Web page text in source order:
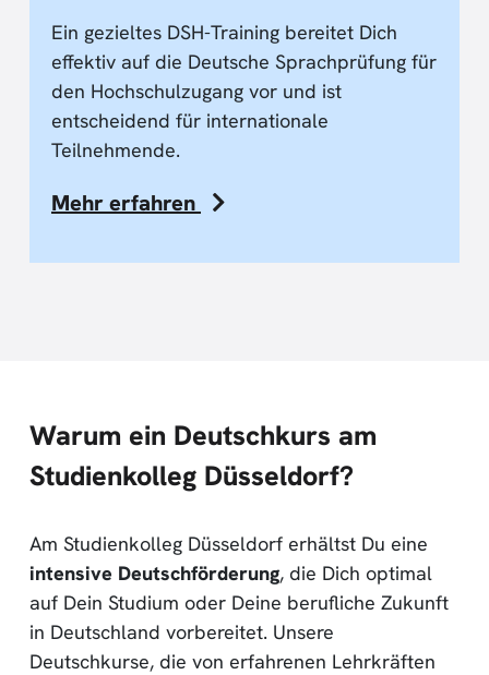
Ein gezieltes DSH-Training bereitet Dich
effektiv auf die Deutsche Sprachprüfung für
den Hochschulzugang vor und ist
entscheidend für internationale
Teilnehmende.
Mehr erfahren
Warum ein Deutschkurs am
Studienkolleg Düsseldorf?
Am Studienkolleg Düsseldorf erhältst Du eine
intensive Deutschförderung, die Dich optimal
auf Dein Studium oder Deine berufliche Zukunft
in Deutschland vorbereitet. Unsere
Deutschkurse, die von erfahrenen Lehrkräften